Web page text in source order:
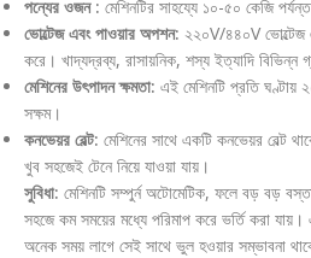
পন্যের ওজন : মেশিনটির সাহয্যে ১০-৫০ কেজি
ভোল্টেজ এবং পাওয়ার অপশন: ২২০V/৪৪০V ভোল্টেজ
করে। খাদ্যদ্রব্য, রাসায়নিক, শস্য ইত্যাদি
মেশিনের উৎপাদন ক্ষমতা: এই মেশিনটি প্রতি ঘণ্টায়
সক্ষম।
কনভেয়র বেল্ট: মেশিনের সাথে একটি কনভেয়র বেল্ট
খুব সহজেই টেনে নিয়ে যাওয়া যায়।
সুবিধা: মেশিনটি সম্পুর্ন অটোমেটিক, ফলে বড় বড়
সহজে কম সময়ের মধ্যে পরিমাপ করে ভর্তি করা
অনেক সময় লাগে সেই সাথে ভুল হওয়ার সম্ভাবনা